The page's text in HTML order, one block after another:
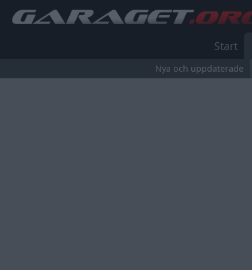
Start
Nya och uppdaterade